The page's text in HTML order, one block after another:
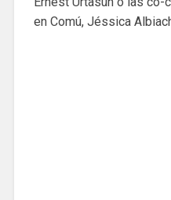
en Comú, Jéssica